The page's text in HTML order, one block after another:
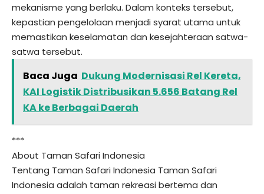
mekanisme yang berlaku. Dalam konteks tersebut,
kepastian pengelolaan menjadi syarat utama untuk
memastikan keselamatan dan kesejahteraan satwa-
satwa tersebut.
Baca Juga Dukung Modernisasi Rel Kereta,
KAI Logistik Distribusikan 5.656 Batang Rel
KA ke Berbagai Daerah
***
About Taman Safari Indonesia
Tentang Taman Safari Indonesia Taman Safari
Indonesia adalah taman rekreasi bertema dan